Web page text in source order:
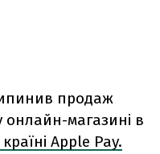
продаж
онлайн-магазині в
Apple Pay.